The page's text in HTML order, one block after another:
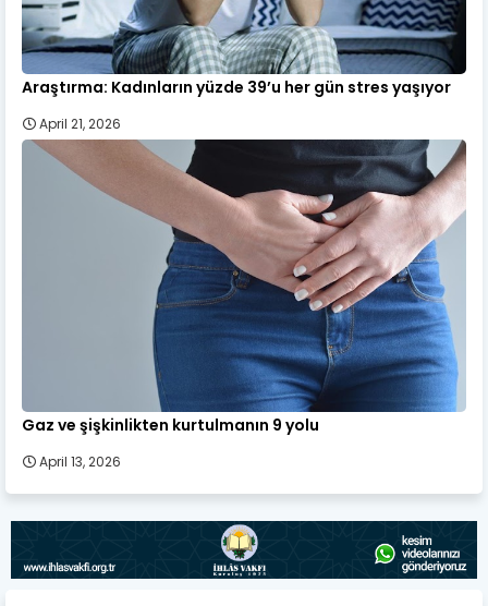
Araştırma: Kadınların yüzde 39’u her gün stres yaşıyor
April 21, 2026
Gaz ve şişkinlikten kurtulmanın 9 yolu
April 13, 2026